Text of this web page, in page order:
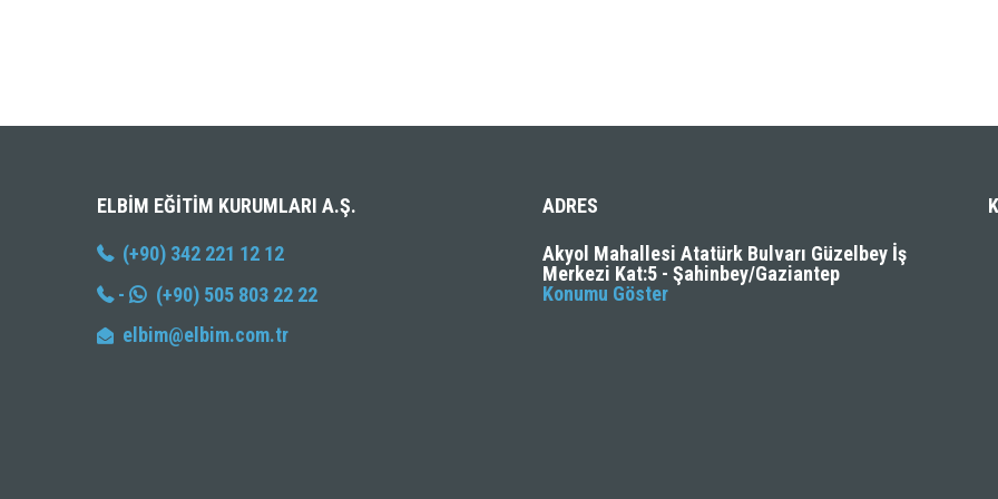
ELBIM EĞITIM KURUMLARI A.Ş.
(+90) 342 221 12 12
-
(+90) 505 803 22 22
elbim@elbim.com.tr
ADRES
Akyol Mahallesi Atatürk Bulvarı Güzelbey İş
Merkezi Kat:5 - Şahinbey/Gaziantep
Konumu Göster